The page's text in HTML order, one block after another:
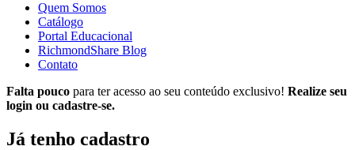
Quem Somos
Catálogo
Portal Educacional
RichmondShare Blog
Contato
Falta pouco para ter acesso ao seu conteúdo exclusivo! Realize seu
login ou cadastre-se.
Já tenho cadastro